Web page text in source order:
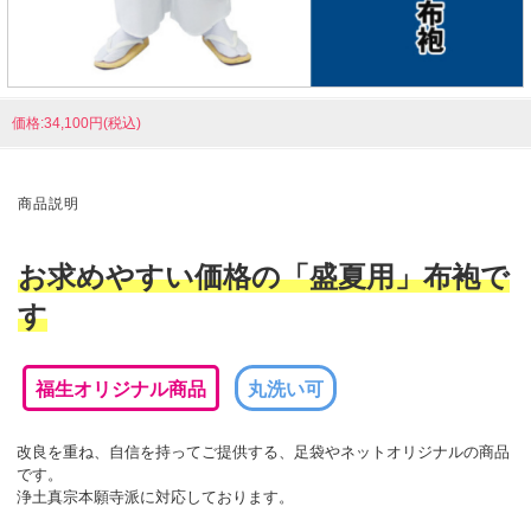
価格:34,100円(税込)
商品説明
お求めやすい価格の「盛夏用」布袍で
す
福生オリジナル商品 丸洗い可
改良を重ね、自信を持ってご提供する、足袋やネットオリジナルの商品
です。
浄土真宗本願寺派に対応しております。